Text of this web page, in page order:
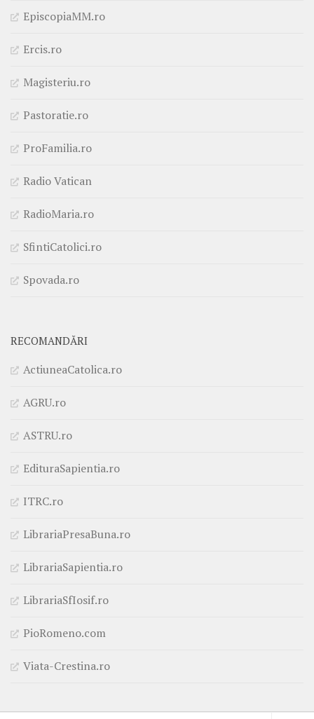
EpiscopiaMM.ro
Ercis.ro
Magisteriu.ro
Pastoratie.ro
ProFamilia.ro
Radio Vatican
RadioMaria.ro
SfintiCatolici.ro
Spovada.ro
RECOMANDĂRI
ActiuneaCatolica.ro
AGRU.ro
ASTRU.ro
EdituraSapientia.ro
ITRC.ro
LibrariaPresaBuna.ro
LibrariaSapientia.ro
LibrariaSfIosif.ro
PioRomeno.com
Viata-Crestina.ro